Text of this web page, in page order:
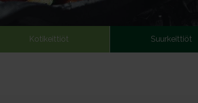
Kotikeittiöt Suurkeittiöt